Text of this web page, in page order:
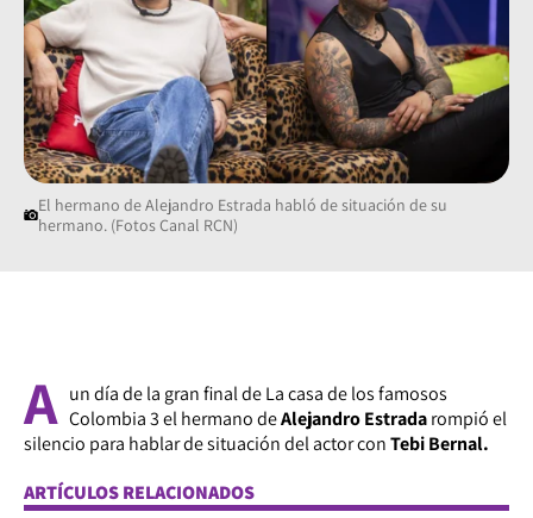
El hermano de Alejandro Estrada habló de situación de su
hermano. (Fotos Canal RCN)
A un día de la gran final de La casa de los famosos
Colombia 3 el hermano deAlejandro Estradarompió el
silencio para hablar de situación del actor conTebi Bernal.
ARTÍCULOS RELACIONADOS